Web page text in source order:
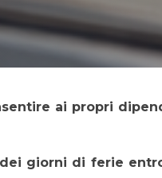
ai propri
giorni di ferie